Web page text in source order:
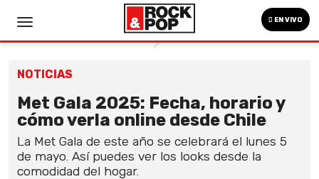
EN VIVO
NOTICIAS
Met Gala 2025: Fecha, horario y
cómo verla online desde Chile
La Met Gala de este año se celebrará el lunes 5
de mayo. Así puedes ver los looks desde la
comodidad del hogar.